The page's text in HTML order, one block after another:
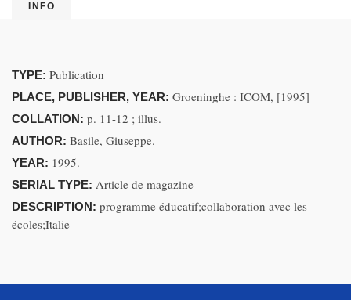
INFO
TYPE: Publication
PLACE, PUBLISHER, YEAR: Groeninghe : ICOM, [1995]
COLLATION: p. 11-12 ; illus.
AUTHOR: Basile, Giuseppe.
YEAR: 1995.
SERIAL TYPE: Article de magazine
DESCRIPTION: programme éducatif;collaboration avec les
écoles;Italie